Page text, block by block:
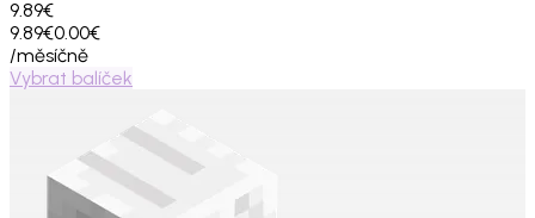
9.89€
9.89€0.00€
/měsíčně
Vybrat balíček